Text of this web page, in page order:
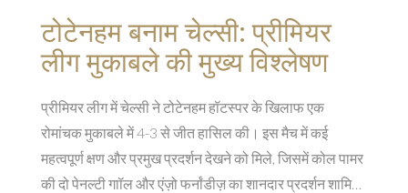
टोटेनहम बनाम चेल्सी: प्रीमियर
लीग मुकाबले की मुख्य विश्लेषण
प्रीमियर लीग में चेल्सी ने टोटेनहम हॉटस्पर के खिलाफ एक
रोमांचक मुकाबले में 4-3 से जीत हासिल की। इस मैच में कई
महत्वपूर्ण क्षण और प्रमुख प्रदर्शन देखने को मिले, जिसमें कोल पामर
की दो पेनल्टी गाॉल और एंज़ो फर्नांडीज़ का शानदार प्रदर्शन शामिल